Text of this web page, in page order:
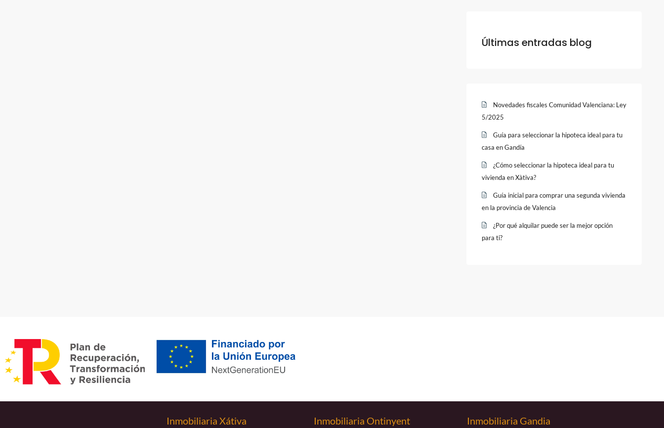
Últimas entradas blog
Novedades fiscales Comunidad Valenciana: Ley
5/2025
Guía para seleccionar la hipoteca ideal para tu
casa en Gandía
¿Cómo seleccionar la hipoteca ideal para tu
vivienda en Xàtiva?
Guía inicial para comprar una segunda vivienda
en la provincia de Valencia
¿Por qué alquilar puede ser la mejor opción
para ti?
Inmobiliaria Xátiva Inmobiliaria Ontinyent Inmobiliaria Gandia